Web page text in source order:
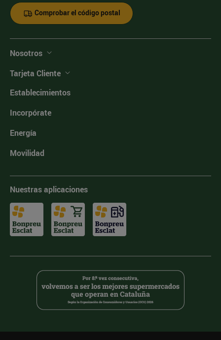
Comprobar el código postal
Nosotros
Tarjeta Cliente
Establecimientos
Incorpórate
Energía
Movilidad
Nuestras aplicaciones